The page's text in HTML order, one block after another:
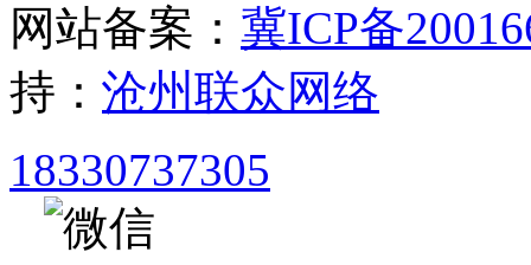
网站备案： 冀ICP备
持： 沧州联众网络
18330737305